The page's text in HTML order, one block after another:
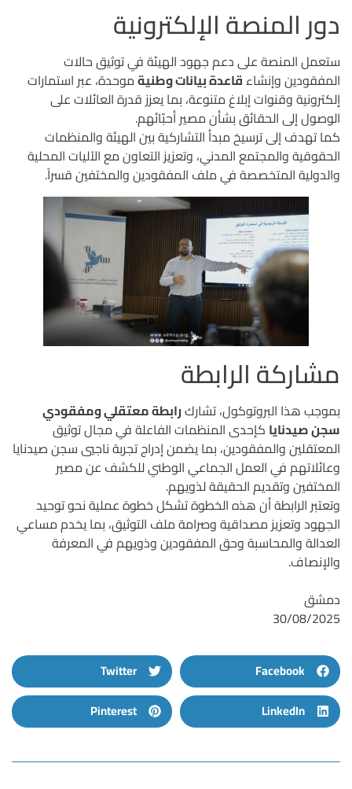
دور المنصة الإلكترونية
ستعمل المنصة على دعم جهود الهيئة في توثيق حالات
المفقودين وإنشاءقاعدة بيانات وطنيةموحدة، عبر استمارات
إلكترونية وقنوات إبلاغ متنوعة، بما يعزز قدرة العائلات على
الوصول إلى الحقائق بشأن مصير أحبّائهم.
كما تهدف إلى ترسيخ مبدأ التشاركية بين الهيئة والمنظمات
الحقوقية والمجتمع المدني، وتعزيز التعاون مع الآليات المحلية
والدولية المتخصصة في ملف المفقودين والمختفين قسراً.
مشاركة الرابطة
بموجب هذا البروتوكول، تشاركرابطة معتقلي ومفقودي
سجن صيدنايا كإحدى المنظمات الفاعلة في مجال توثيق
المعتقلين والمفقودين، بما يضمن إدراج تجربة ناجيي سجن صيدنايا
وعائلاتهم في العمل الجماعي الوطني للكشف عن مصير
المختفين وتقديم الحقيقة لذويهم.
وتعتبر الرابطة أن هذه الخطوة تشكل خطوة عملية نحو توحيد
الجهود وتعزيز مصداقية وصرامة ملف التوثيق، بما يخدم مساعي
العدالة والمحاسبة وحق المفقودين وذويهم في المعرفة
والإنصاف.
دمشق
30/08/2025
Facebook
Twitter
LinkedIn
Pinterest